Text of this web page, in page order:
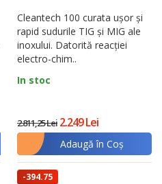
Cleantech 100 curata ușor și
rapid sudurile TIG și MIG ale
inoxului. Datorită reacției
electro-chim..
In stoc
2.811,25 Lei 2.249 Lei
Adaugă în Coş
-394.75